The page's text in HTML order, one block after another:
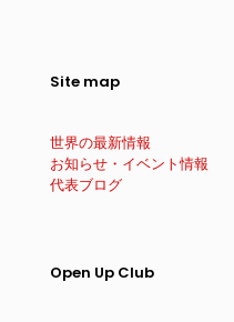
Site map
世界の最新情報
お知らせ・イベント情報
代表ブログ
Open Up Club